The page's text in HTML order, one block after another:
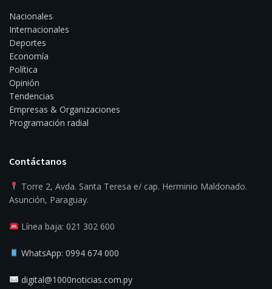
Nacionales
Internacionales
Deportes
Economía
Política
Opinión
Tendencias
Empresas & Organizaciones
Programación radial
Contáctanos
Torre 2, Avda. Santa Teresa e/ cap. Herminio Maldonado.
Asunción, Paraguay.
Línea baja: 021 302 600
WhatsApp: 0994 674 000
digital@1000noticias.com.py